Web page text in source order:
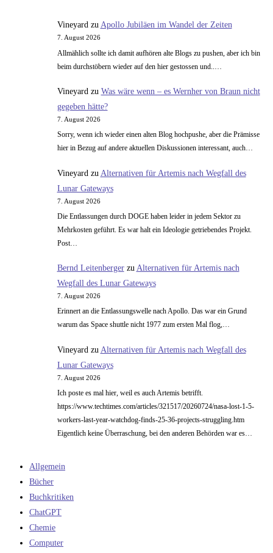
Vineyardzu Apollo Jubiläen im Wandel der Zeiten
7. August 2026
Allmählich sollte ich damit aufhören alte Blogs zu pushen, aber ich bin
beim durchstöbern wieder auf den hier gestossen und..…
Vineyard zu Was wäre wenn – es Wernher von Braun nicht
gegeben hätte?
7. August 2026
Sorry, wenn ich wieder einen alten Blog hochpushe, aber die Prämisse
hier in Bezug auf andere aktuellen Diskussionen interessant, auch…
Vineyard zu Alternativen für Artemis nach Wegfall des
Lunar Gateways
7. August 2026
Die Entlassungen durch DOGE haben leider in jedem Sektor zu
Mehrkosten geführt. Es war halt ein Ideologie getriebendes Projekt.
Post…
Bernd Leitenbergerzu Alternativen für Artemis nach
Wegfall des Lunar Gateways
7. August 2026
Erinnert an die Entlassungswelle nach Apollo. Das war ein Grund
warum das Space shuttle nicht 1977 zum ersten Mal flog,…
Vineyard zu Alternativen für Artemis nach Wegfall des
Lunar Gateways
7. August 2026
Ich poste es mal hier, weil es auch Artemis betrifft.
https://www.techtimes.com/articles/321517/20260724/nasa-lost-1-5-
workers-last-year-watchdog-finds-25-36-projects-struggling.htm
Eigentlich keine Überraschung, bei den anderen Behörden war es…
Allgemein
Bücher
Buchkritiken
ChatGPT
Chemie
Computer